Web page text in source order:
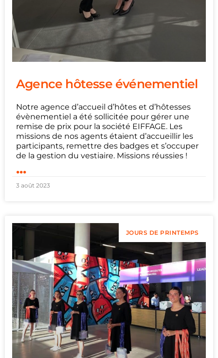
Agence hôtesse événementiel
Notre agence d’accueil d’hôtes et d’hôtesses
évènementiel a été sollicitée pour gérer une
remise de prix pour la société EIFFAGE. Les
missions de nos agents étaient d’accueillir les
participants, remettre des badges et s’occuper
de la gestion du vestiaire. Missions réussies !
...
3 août 2023
JOURS DE PRINTEMPS